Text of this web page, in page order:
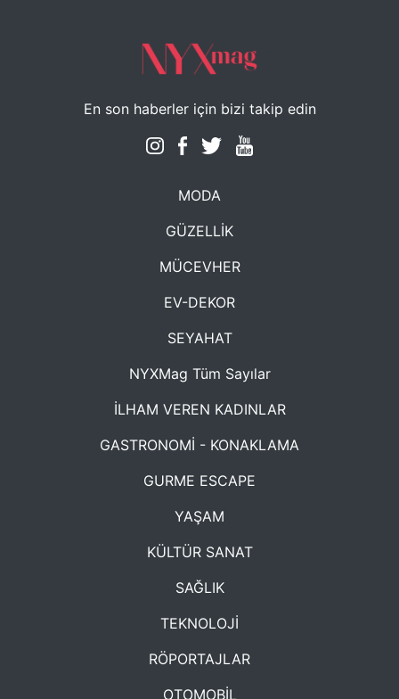
En son haberler için bizi takip edin
MODA
GÜZELLİK
MÜCEVHER
EV-DEKOR
SEYAHAT
NYXMag Tüm Sayılar
İLHAM VEREN KADINLAR
GASTRONOMİ - KONAKLAMA
GURME ESCAPE
YAŞAM
KÜLTÜR SANAT
SAĞLIK
TEKNOLOJİ
RÖPORTAJLAR
OTOMOBİL